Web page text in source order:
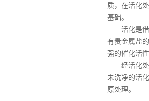
质，在活化
基础。
活化是借
有贵金属盐
强的催化活
经活化处
未洗净的活
原处理。